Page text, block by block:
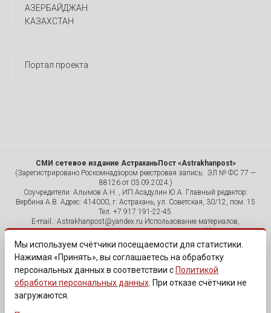
АЗЕРБАЙДЖАН
КАЗАХСТАН
Портал проекта
СМИ сетевое издание АстраханьПост «Astrakhanpost»
(Зарегистрировано Роскомнадзором реестровая запись: ЭЛ № ФС 77 —
88126 от 03.09.2024.)
Соучредители: Алымов А.Н. , ИП Асадулин Ю.А. Главный редактор:
Вербина А.В. Адрес: 414000, г. Астрахань, ул. Советская, 30/12, пом. 15
Тел. +7 917 191-22-45.
E-mail.: Astrakhanpost@yandex.ru Использование материалов,
размещенных на страницах сетевого издания «Astrakhanpost»,
допускается исключительно с указанием источника и публикацией
активной гиперссылки на портал Astrakhanpost.ru. Комментарии
читателей сайта размещаются без предварительного редактирования.
Редакция оставляет за собой право удалить их с сайта или
отредактировать, если указанные сообщения нарушают законы РФ.
«САЙТ ПРЕДНАЗНАЧЕН ДЛЯ АУДИТОРИИ 18+»
Мы используем счётчики посещаемости для статистики.
Нажимая «Принять», вы соглашаетесь на обработку
персональных данных в соответствии с Политикой
обработки персональных данных . При отказе счётчики не
загружаются.